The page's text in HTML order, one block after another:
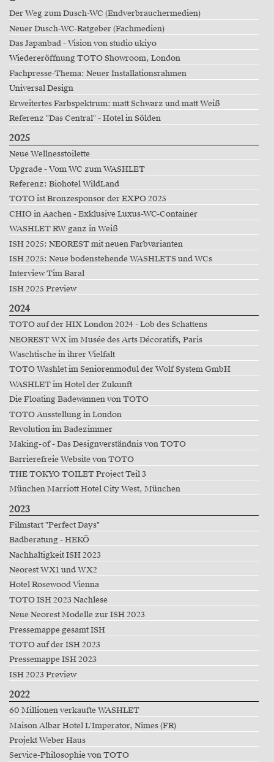
Der Weg zum Dusch-WC (Endverbrauchermedien)
Neuer Dusch-WC-Ratgeber (Fachmedien)
Das Japanbad - Vision von studio ukiyo
Wiedereröffnung TOTO Showroom, London
Fachpresse-Thema: Neuer Installationsrahmen
Universal Design
Erweitertes Farbspektrum: matt Schwarz und matt Weiß
Referenz "Das Central" - Hotel in Sölden
2025
Neue Wellnesstoilette
Upgrade - Vom WC zum WASHLET
Referenz: Biohotel WildLand
TOTO ist Bronzesponsor der EXPO 2025
CHIO in Aachen - Exklusive Luxus-WC-Container
WASHLET RW ganz in Weiß
ISH 2025: NEOREST mit neuen Farbvarianten
ISH 2025: Neue bodenstehende WASHLETS und WCs
Interview Tim Baral
ISH 2025 Preview
2024
TOTO auf der HIX London 2024 - Lob des Schattens
NEOREST WX im Musée des Arts Décoratifs, Paris
Waschtische in ihrer Vielfalt
TOTO Washlet im Seniorenmodul der Wolf System GmbH
WASHLET im Hotel der Zukunft
Die Floating Badewannen von TOTO
TOTO Ausstellung in London
Revolution im Badezimmer
Making-of - Das Designverständnis von TOTO
Barrierefreie Website von TOTO
THE TOKYO TOILET Project Teil 3
München Marriott Hotel City West, München
2023
Filmstart "Perfect Days"
Badberatung - HEKÖ
Nachhaltigkeit ISH 2023
Neorest WX1 und WX2
Hotel Rosewood Vienna
TOTO ISH 2023 Nachlese
Neue Neorest Modelle zur ISH 2023
Pressemappe gesamt ISH
TOTO auf der ISH 2023
Pressemappe ISH 2023
ISH 2023 Preview
2022
60 Millionen verkaufte WASHLET
Maison Albar Hotel L'Imperator, Nîmes (FR)
Projekt Weber Haus
Service-Philosophie von TOTO